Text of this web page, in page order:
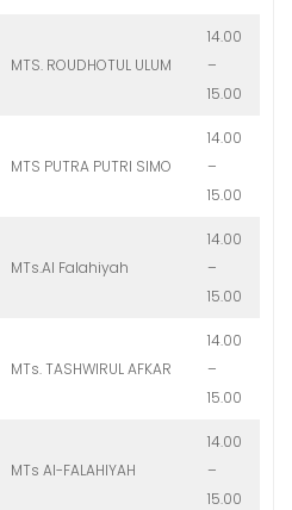
MTS. ROUDHOTUL ULUM
14.00
–
15.00
MTS PUTRA PUTRI SIMO
14.00
–
15.00
MTs.Al Falahiyah
14.00
–
15.00
MTs. TASHWIRUL AFKAR
14.00
–
15.00
MTs Al-FALAHIYAH
14.00
–
15.00